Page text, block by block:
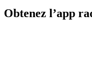
Obtenez l’app